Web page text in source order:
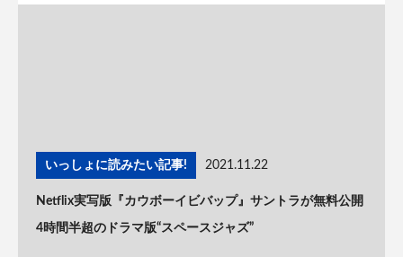
いっしょに読みたい記事! 2021.11.22
Netflix実写版『カウボーイビバップ』サントラが無料公開
4時間半超のドラマ版“スペースジャズ”